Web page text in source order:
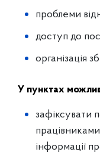
проблеми
доступ до
організація
У пунктах
зафіксувати
працівниками
інформації